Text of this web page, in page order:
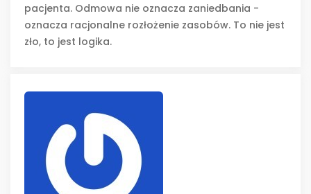
pacjenta. Odmowa nie oznacza zaniedbania -
oznacza racjonalne rozłożenie zasobów. To nie jest
zło, to jest logika.